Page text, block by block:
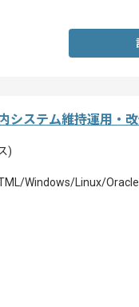
システム維持運用・
)
Windows/Linux/